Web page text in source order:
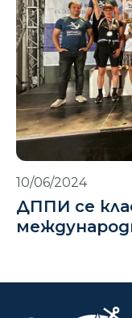
10/06/2024
ДППИ се